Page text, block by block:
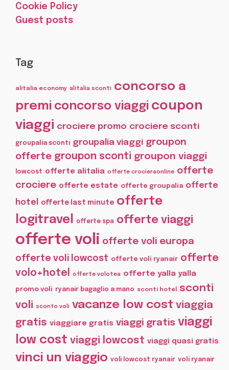
Cookie Policy
Guest posts
Tag
alitalia economy alitalia sconti concorso a
premi concorso viaggi coupon
viaggi crociere promo crociere sconti
groupalia sconti groupalia viaggi groupon
offerte groupon sconti groupon viaggi
lowcost offerte alitalia offerte crocieraonline offerte
crociere offerte estate offerte groupalia offerte
hotel
offerte last minute offerte
logitravel
offerte spa offerte viaggi
offerte voli offerte voli europa
offerte voli lowcost offerte voli ryanair offerte
volo+hotel
offerte volotea offerte yalla yalla
promo voli ryanair bagaglio a mano sconti hotel
sconti
voli
sconto voli vacanze low cost viaggia
gratis viaggiare gratis viaggi gratis viaggi
low cost viaggi lowcost viaggi quasi gratis
vinci un viaggio voli lowcost ryanair voli ryanair